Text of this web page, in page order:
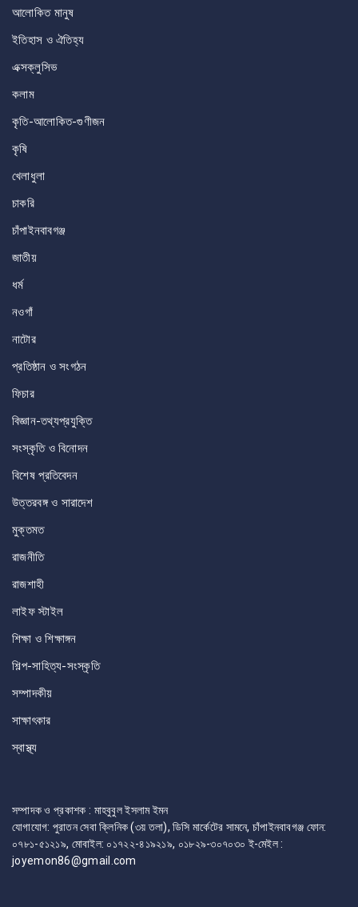
আলোকিত মানুষ
ইতিহাস ও ঐতিহ্য
এক্সক্লুসিভ
কলাম
কৃতি-আলোকিত-গুণীজন
কৃষি
খেলাধুলা
চাকরি
চাঁপাইনবাবগঞ্জ
জাতীয়
ধর্ম
নওগাঁ
নাটোর
প্রতিষ্ঠান ও সংগঠন
ফিচার
বিজ্ঞান-তথ্যপ্রযুক্তি
সংস্কৃতি ও বিনোদন
বিশেষ প্রতিবেদন
উত্তরবঙ্গ ও সারাদেশ
মুক্তমত
রাজনীতি
রাজশাহী
লাইফ স্টাইল
শিক্ষা ও শিক্ষাঙ্গন
শিল্প-সাহিত্য-সংস্কৃতি
সম্পাদকীয়
সাক্ষাৎকার
স্বাস্থ্য
সম্পাদক ও প্রকাশক : মাহবুবুল ইসলাম ইমন
যোগাযোগ: পুরাতন সেবা ক্লিনিক (৩য় তলা), ডিসি মার্কেটের সামনে, চাঁপাইনবাবগঞ্জ ফোন:
০৭৮১-৫১২১৯, মোবাইল: ০১৭২২-৪১৯২১৯, ০১৮২৯-৩০৭০৩০ ই-মেইল :
joyemon86@gmail.com